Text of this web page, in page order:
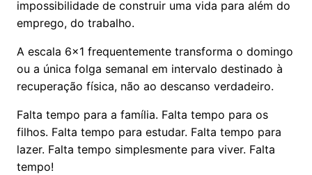
impossibilidade de construir uma vida para além do
emprego, do trabalho.
A escala 6x1 frequentemente transforma o domingo
ou a única folga semanal em intervalo destinado à
recuperação física, não ao descanso verdadeiro.
Falta tempo para a família. Falta tempo para os
filhos. Falta tempo para estudar. Falta tempo para
lazer. Falta tempo simplesmente para viver. Falta
tempo!